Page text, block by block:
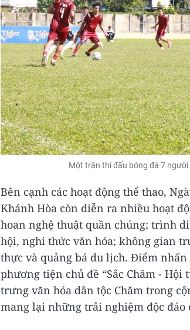
Một trận thi đấu bóng đá 7
Bên cạnh các hoạt động thể thao,
Khánh Hòa còn diễn ra nhiều hoạt
hoan nghệ thuật quần chúng; trình
hội, nghi thức văn hóa; không gian
thực và quảng bá du lịch. Điểm
phương tiện chủ đề “Sắc Chăm -
trưng văn hóa dân tộc Chăm trong
mang lại những trải nghiệm độc đáo